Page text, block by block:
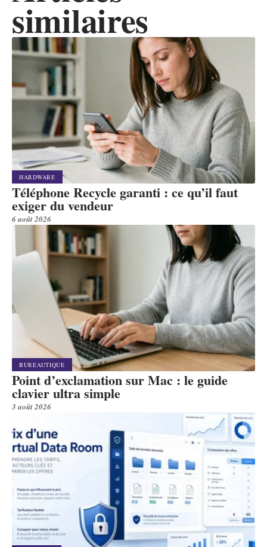
similaires
HARDWARE
Téléphone Recycle garanti : ce qu’il faut
exiger du vendeur
6 août 2026
BUREAUTIQUE
Point d’exclamation sur Mac : le guide
clavier ultra simple
3 août 2026